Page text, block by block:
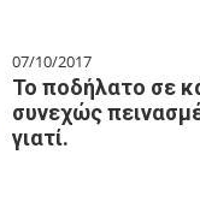
07/10/2017
Το ποδήλατο σε
συνεχώς
γιατί.